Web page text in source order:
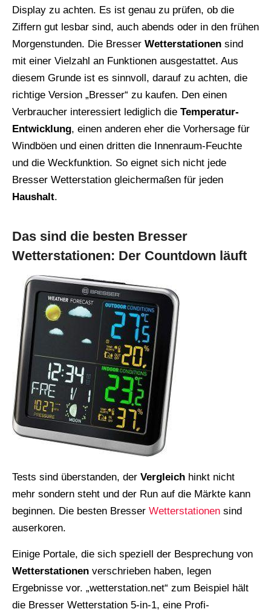
Display zu achten. Es ist genau zu prüfen, ob die
Ziffern gut lesbar sind, auch abends oder in den frühen
Morgenstunden. Die Bresser Wetterstationen sind
mit einer Vielzahl an Funktionen ausgestattet. Aus
diesem Grunde ist es sinnvoll, darauf zu achten, die
richtige Version „Bresser“ zu kaufen. Den einen
Verbraucher interessiert lediglich die Temperatur-
Entwicklung, einen anderen eher die Vorhersage für
Windböen und einen dritten die Innenraum-Feuchte
und die Weckfunktion. So eignet sich nicht jede
Bresser Wetterstation gleichermaßen für jeden
Haushalt.
Das sind die besten Bresser
Wetterstationen: Der Countdown läuft
Tests sind überstanden, der Vergleich hinkt nicht
mehr sondern steht und der Run auf die Märkte kann
beginnen. Die besten Bresser Wetterstationen sind
auserkoren.
Einige Portale, die sich speziell der Besprechung von
Wetterstationen verschrieben haben, legen
Ergebnisse vor. „wetterstation.net“ zum Beispiel hält
die Bresser Wetterstation 5-in-1, eine Profi-